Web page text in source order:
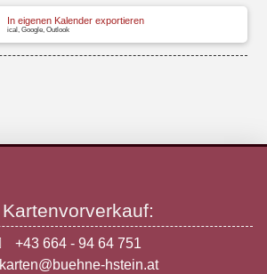
In eigenen Kalender exportieren
ical, Google, Outlook
Kartenvorverkauf:
+43 664 - 94 64 751
karten@buehne-hstein.at